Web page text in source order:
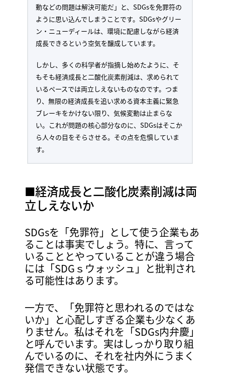
動などの問題は解決可能だ」と、SDGsを免罪符の
ように思い込んでしまうことです。SDGsやグリー
ン・ニューディールは、環境に配慮しながら経済
成長できるという空気を醸成しています。
しかし、多くの科学者が指摘し始めたように、そ
もそも経済成長と二酸化炭素削減は、求められて
いるペースでは両立しえないものなのです。つま
り、無限の経済成長を追い求める資本主義に緊急
ブレーキをかけない限り、気候変動は止まらな
い。これが問題の核心部分なのに、SDGsはそこか
ら人々の目をそらさせる。その点を危惧していま
す。
■経済成長と二酸化炭素削減は両
立しえないか
SDGsを「免罪符」として使う企業もあ
ることは事実でしょう。特に、言って
いることとやっていることが違う場合
には「SDGｓウォッシュ」と批判され
る可能性はあります。
一方で、「免罪符と思われるのではな
いか」と心配しすぎる企業も少なくあ
りません。私はそれを「SDGs内弁慶」
と呼んでいます。実はしっかり取り組
んでいるのに、それを社内外にうまく
発信できない状態です。